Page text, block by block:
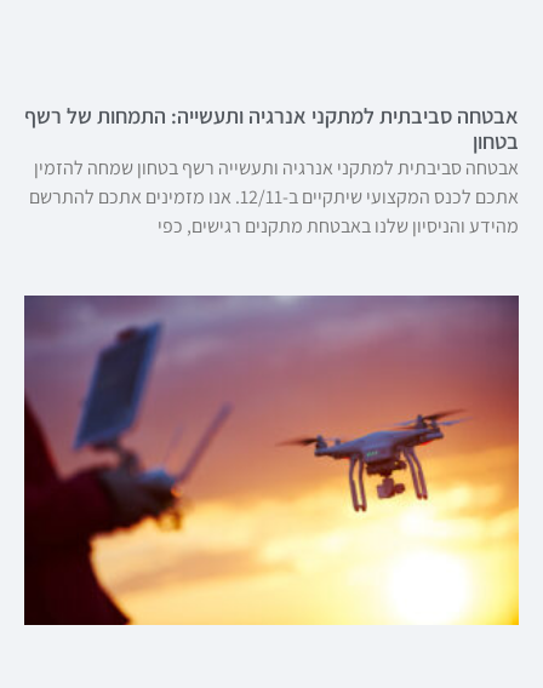
אבטחה סביבתית למתקני אנרגיה ותעשייה: התמחות של רשף
בטחון
אבטחה סביבתית למתקני אנרגיה ותעשייה רשף בטחון שמחה להזמין
אתכם לכנס המקצועי שיתקיים ב-12/11. אנו מזמינים אתכם להתרשם
מהידע והניסיון שלנו באבטחת מתקנים רגישים, כפי